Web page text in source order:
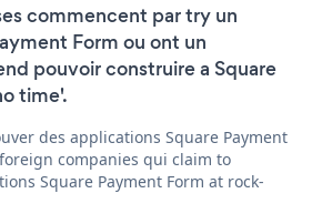
commencent par try un
Form ou ont un
pouvoir construire a Square
time'.
des applications Square Payment
companies qui claim to
Square Payment Form at rock-